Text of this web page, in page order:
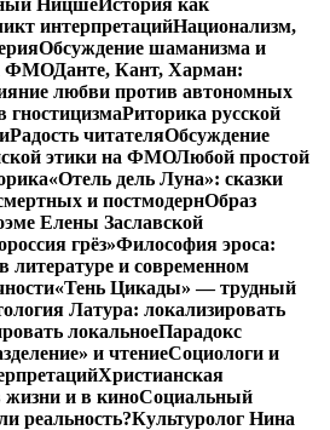
НицшеИстория как
интерпретацийНационализм,
Обсуждение шаманизма и
ФМОДанте, Кант, Харман:
любви против автономных
Риторика русской
Радость читателяОбсуждение
этики на ФМОЛюбой простой
«Отель дель Луна»: сказки
и постмодернОбраз
Елены Заславской
грёз»Философия эроса:
литературе и современном
«Тень Цикады» — трудный
Латура: локализировать
локальноеПарадокс
и чтениеСоциологи и
Христианская
жизни и в киноСоциальный
реальность?Культуролог Нина